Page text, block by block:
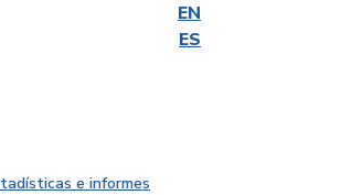
EN
ES
e informes